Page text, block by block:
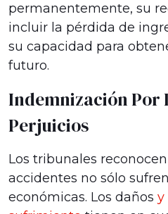
permanentemente, su
incluir la pérdida de
su capacidad para
futuro.
Indemnización Por
Perjuicios
Los tribunales
accidentes no sólo
económicas. Los daños y